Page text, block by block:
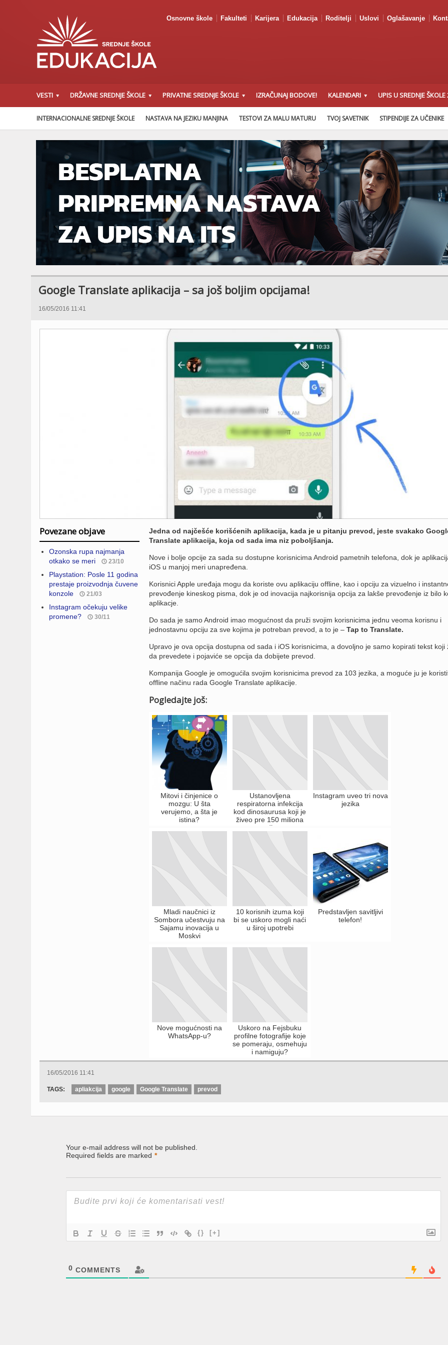
Osnovne škole Fakulteti Karijera Edukacija Roditelji Uslovi Oglašavanje
VESTI DRŽAVNE SREDNJE ŠKOLE PRIVATNE SREDNJE ŠKOLE IZRAČUNAJ BODOVE! KALENDARI UPIS U SREDNJE
INTERNACIONALNE SREDNJE ŠKOLE NASTAVA NA JEZIKU MANJINA TESTOVI ZA MALU MATURU TVOJ SAVETNIK STIPENDIJE ZA UČENIKE
Google Translate aplikacija – sa još boljim opcijama!
16/05/2016 11:41
Povezane objave
Ozonska rupa najmanja
otkako se meri
23/10
Playstation: Posle 11 godina
prestaje proizvodnja čuvene
konzole
21/03
Instagram očekuju velike
promene?
30/11
Jedna od najčešće korišćenih aplikacija, kada je u pitanju prevod, jeste svakako
Translate aplikacija, koja od sada ima niz poboljšanja.
Nove i bolje opcije za sada su dostupne korisnicima Android pametnih telefona, dok je
iOS u manjoj meri unapređena.
Korisnici Apple uređaja mogu da koriste ovu aplikaciju offline, kao i opciju za vizuelno i
prevođenje kineskog pisma, dok je od inovacija najkorisnija opcija za lakše prevođenje iz bilo
aplikacje.
Do sada je samo Android imao mogućnost da pruži svojim korisnicima jednu veoma korisnu i
jednostavnu opciju za sve kojima je potreban prevod, a to je –Tap to Translate.
Upravo je ova opcija dostupna od sada i iOS korisnicima, a dovoljno je samo kopirati tekst koji
da prevedete i pojaviće se opcija da dobijete prevod.
Kompanija Google je omogućila svojim korisnicima prevod za 103 jezika, a moguće ju je
offline načinu rada Google Translate aplikacije.
Pogledajte još:
Mitovi i činjenice o
mozgu: U šta
verujemo, a šta je
istina?
Ustanovljena
respiratorna infekcija
kod dinosaurusa koji je
živeo pre 150 miliona
godina
Instagram uveo tri nova
jezika
Mladi naučnici iz
Sombora učestvuju na
Sajamu inovacija u
Moskvi
10 korisnih izuma koji
bi se uskoro mogli naći
u široj upotrebi
Predstavljen savitljivi
telefon!
Nove mogućnosti na
WhatsApp-u?
Uskoro na Fejsbuku
profilne fotografije koje
se pomeraju, osmehuju
i namiguju?
16/05/2016 11:41
TAGS: apliakcija google Google Translate prevod
Your e-mail address will not be published.
Required fields are marked *
{} [+]
0 COMMENTS